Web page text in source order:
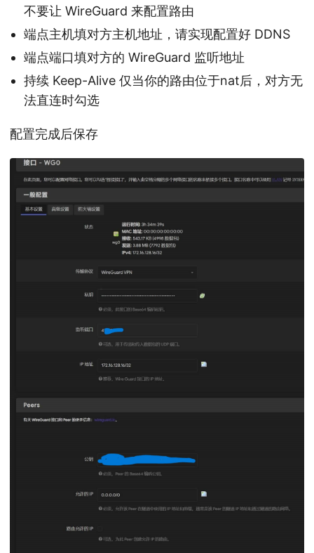
不要让 WireGuard 来配置路由
端点主机填对方主机地址，请实现配置好 DDNS
端点端口填对方的 WireGuard 监听地址
持续 Keep-Alive 仅当你的路由位于nat后，对方无
法直连时勾选
配置完成后保存